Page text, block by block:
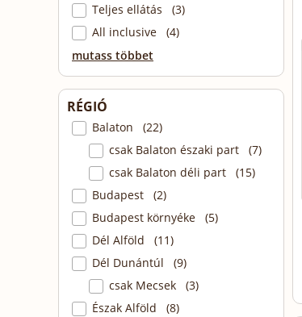
Teljes ellátás (3)
All inclusive (4)
mutass többet
RÉGIÓ
Balaton (22)
csak Balaton északi part (7)
csak Balaton déli part (15)
Budapest (2)
Budapest környéke (5)
Dél Alföld (11)
Dél Dunántúl (9)
csak Mecsek (3)
Észak Alföld (8)